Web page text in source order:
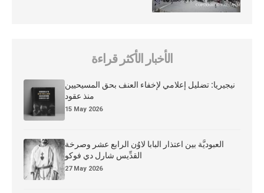
الأخبار الأكثر قراءة
نيجيريا: تضليل إعلامي لإخفاء العنف بحق المسيحيين
منذ عقود
15 May 2026
العبوديَّة بين اعتذار البابا لاوُن الرابع عشر وصرخة
القدِّيس شارل دي فوكو
27 May 2026